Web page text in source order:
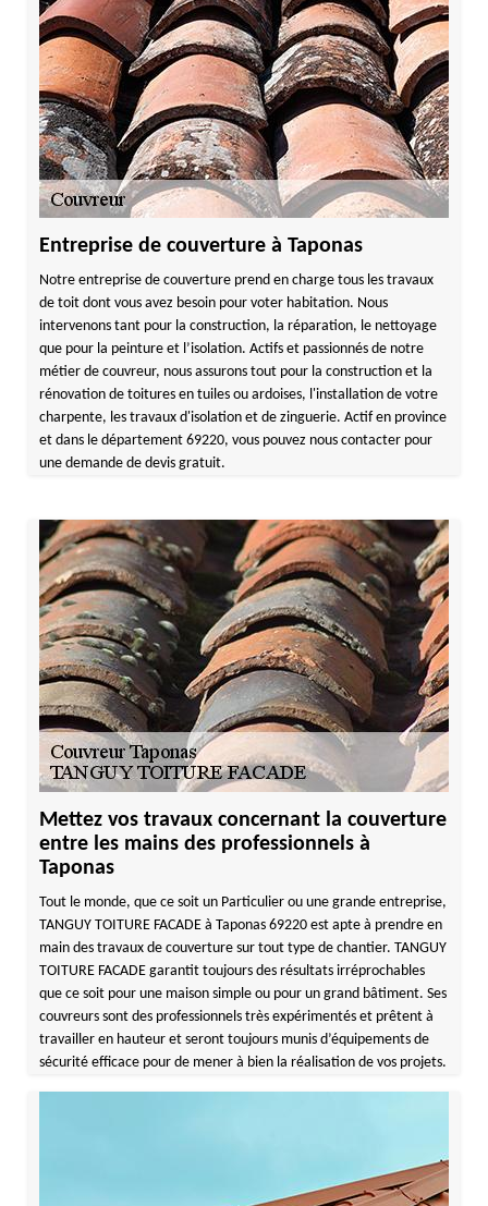
Entreprise de couverture à Taponas
Notre entreprise de couverture prend en charge tous les travaux
de toit dont vous avez besoin pour voter habitation. Nous
intervenons tant pour la construction, la réparation, le nettoyage
que pour la peinture et l’isolation. Actifs et passionnés de notre
métier de couvreur, nous assurons tout pour la construction et la
rénovation de toitures en tuiles ou ardoises, l'installation de votre
charpente, les travaux d'isolation et de zinguerie. Actif en province
et dans le département 69220, vous pouvez nous contacter pour
une demande de devis gratuit.
Mettez vos travaux concernant la couverture
entre les mains des professionnels à
Taponas
Tout le monde, que ce soit un Particulier ou une grande entreprise,
TANGUY TOITURE FACADE à Taponas 69220 est apte à prendre en
main des travaux de couverture sur tout type de chantier. TANGUY
TOITURE FACADE garantit toujours des résultats irréprochables
que ce soit pour une maison simple ou pour un grand bâtiment. Ses
couvreurs sont des professionnels très expérimentés et prêtent à
travailler en hauteur et seront toujours munis d’équipements de
sécurité efficace pour de mener à bien la réalisation de vos projets.